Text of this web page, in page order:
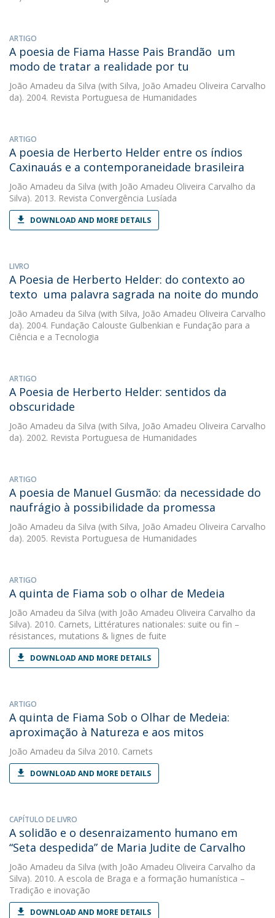
ARTIGO
A poesia de Fiama Hasse Pais Brandão  um
modo de tratar a realidade por tu
João Amadeu da Silva (with Silva, João Amadeu Oliveira Carvalho
da). 2004. Revista Portuguesa de Humanidades
ARTIGO
A poesia de Herberto Helder entre os índios
Caxinauás e a contemporaneidade brasileira
João Amadeu da Silva (with João Amadeu Oliveira Carvalho da
Silva). 2013. Revista Convergência Lusíada
DOWNLOAD AND MORE DETAILS
LIVRO
A Poesia de Herberto Helder: do contexto ao
texto  uma palavra sagrada na noite do mundo
João Amadeu da Silva (with Silva, João Amadeu Oliveira Carvalho
da). 2004. Fundação Calouste Gulbenkian e Fundação para a
Ciência e a Tecnologia
ARTIGO
A Poesia de Herberto Helder: sentidos da
obscuridade
João Amadeu da Silva (with Silva, João Amadeu Oliveira Carvalho
da). 2002. Revista Portuguesa de Humanidades
ARTIGO
A poesia de Manuel Gusmão: da necessidade do
naufrágio à possibilidade da promessa
João Amadeu da Silva (with Silva, João Amadeu Oliveira Carvalho
da). 2005. Revista Portuguesa de Humanidades
ARTIGO
A quinta de Fiama sob o olhar de Medeia
João Amadeu da Silva (with João Amadeu Oliveira Carvalho da
Silva). 2010. Carnets, Littératures nationales: suite ou fin –
résistances, mutations & lignes de fuite
DOWNLOAD AND MORE DETAILS
ARTIGO
A quinta de Fiama Sob o Olhar de Medeia:
aproximação à Natureza e aos mitos
João Amadeu da Silva 2010. Carnets
DOWNLOAD AND MORE DETAILS
CAPÍTULO DE LIVRO
A solidão e o desenraizamento humano em
“Seta despedida” de Maria Judite de Carvalho
João Amadeu da Silva (with João Amadeu Oliveira Carvalho da
Silva). 2010. A escola de Braga e a formação humanística –
Tradição e inovação
DOWNLOAD AND MORE DETAILS